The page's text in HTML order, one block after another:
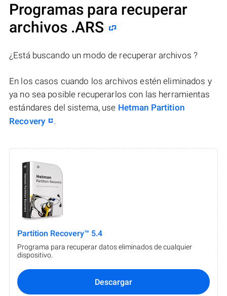
Programas para recuperar
archivos .ARS
¿Está buscando un modo de recuperar archivos ?
En los casos cuando los archivos estén eliminados y
ya no sea posible recuperarlos con las herramientas
estándares del sistema, use Hetman Partition
Recovery
.
Partition Recovery™ 5.4
Programa para recuperar datos eliminados de cualquier
dispositivo.
Descargar